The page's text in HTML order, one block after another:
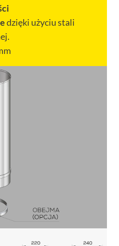
dzięki użyciu stali